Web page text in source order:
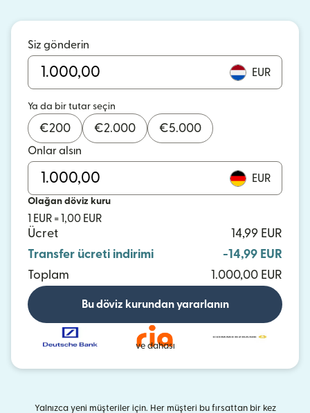
Siz gönderin
EUR
Ya da bir tutar seçin
€200 €2.000 €5.000
Onlar alsın
EUR
Olağan döviz kuru
1 EUR = 1,00 EUR
Ücret
14,99 EUR
Transfer ücreti indirimi
-14,99 EUR
Toplam
1.000,00 EUR
Bu döviz kurundan yararlanın
ve dahası
Yalnızca yeni müşteriler için. Her müşteri bu fırsattan bir kez